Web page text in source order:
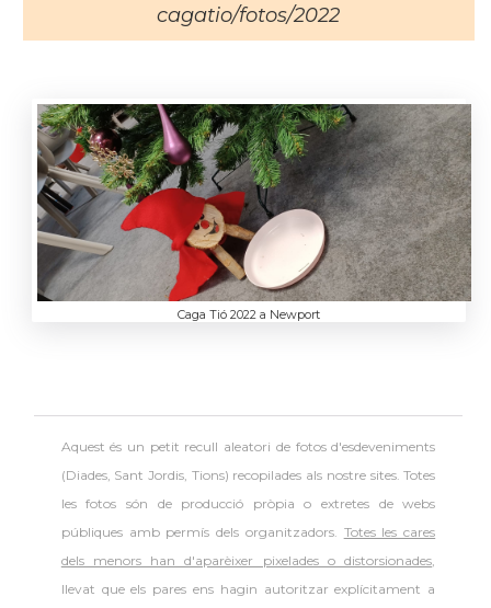
cagatio/fotos/2022
Caga Tió 2022 a Newport
Aquest és un petit recull aleatori de fotos d'esdeveniments
(Diades, Sant Jordis, Tions) recopilades als nostre sites. Totes
les fotos són de producció pròpia o extretes de webs
públiques amb permís dels organitzadors. Totes les cares
dels menors han d'aparèixer pixelades o distorsionades,
llevat que els pares ens hagin autoritzar explícitament a